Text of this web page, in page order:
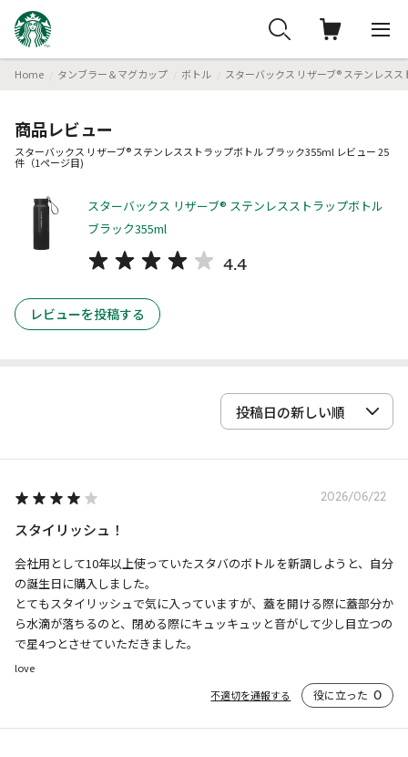
Home タンブラー＆マグカップ ボトル スターバックス リザーブ® ステンレス
商品レビュー
スターバックス リザーブ® ステンレスストラップボトル ブラック355ml レビュー 25
件（1ページ目)
スターバックス リザーブ® ステンレスストラップボトル
ブラック355ml
4.4
レビューを投稿する
2026/06/22
スタイリッシュ！
会社用として10年以上使っていたスタバのボトルを新調しようと、自分
の誕生日に購入しました。
とてもスタイリッシュで気に入っていますが、蓋を開ける際に蓋部分か
ら水滴が落ちるのと、閉める際にキュッキュッと音がして少し目立つの
で星4つとさせていただきました。
love
不適切を通報する
役に立った 0